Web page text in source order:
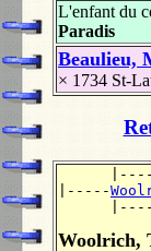
L'enfant du
Paradis
Beaulieu,
× 1734 St-
|-----
Woolrich,